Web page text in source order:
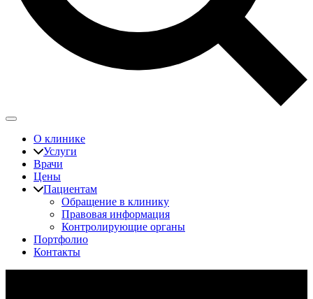
О клинике
Услуги
Врачи
Цены
Пациентам
Обращение в клинику
Правовая информация
Контролирующие органы
Портфолио
Контакты